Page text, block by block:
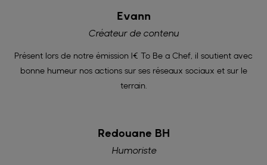
Evann
Créateur de contenu
Présent lors de notre émission 1€ To Be a Chef, il soutient avec
bonne humeur nos actions sur ses réseaux sociaux et sur le
terrain.
Redouane BH
Humoriste